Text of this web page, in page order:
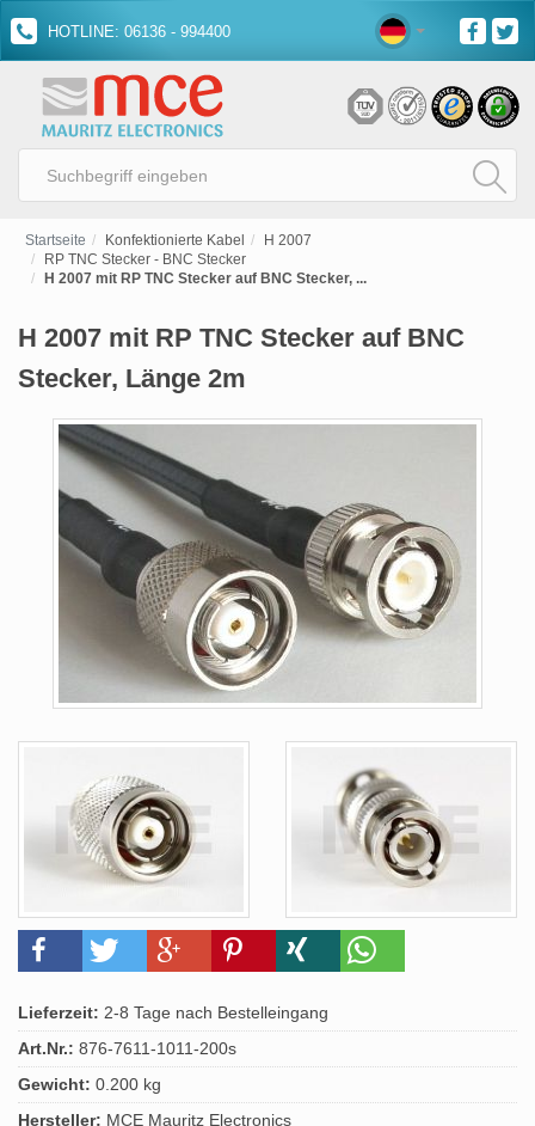
HOTLINE: 06136 - 994400
Startseite Konfektionierte Kabel
H 2007
RP TNC Stecker - BNC Stecker
H 2007 mit RP TNC Stecker auf BNC Stecker, ...
H 2007 mit RP TNC Stecker auf BNC
Stecker, Länge 2m
Lieferzeit: 2-8 Tage nach Bestelleingang
Art.Nr.: 876-7611-1011-200s
Gewicht: 0.200 kg
Hersteller: MCE Mauritz Electronics